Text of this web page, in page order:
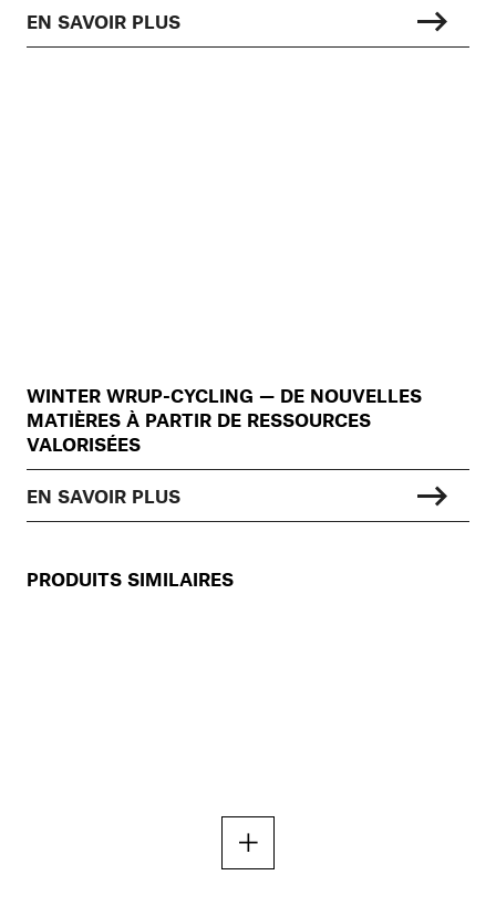
EN SAVOIR PLUS
WINTER WRUP-CYCLING — DE NOUVELLES
MATIÈRES À PARTIR DE RESSOURCES
VALORISÉES
EN SAVOIR PLUS
PRODUITS SIMILAIRES